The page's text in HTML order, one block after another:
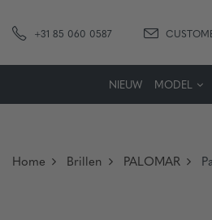
+31 85 060 0587
NIEUW MODEL
Home Brillen PALOMAR